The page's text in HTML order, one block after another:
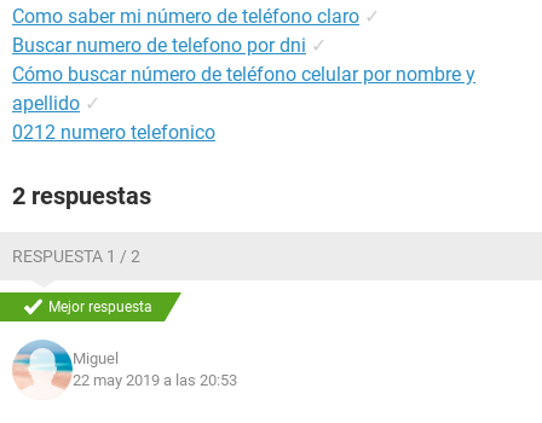
Como saber mi número de teléfono claro ✓
Buscar numero de telefono por dni ✓
Cómo buscar número de teléfono celular por nombre y
apellido ✓
0212 numero telefonico
2 respuestas
RESPUESTA 1 / 2
Mejor respuesta
Miguel
22 may 2019 a las 20:53